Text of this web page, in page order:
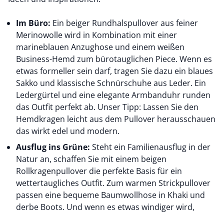
Im Büro: Ein beiger Rundhalspullover aus feiner
Merinowolle wird in Kombination mit einer
marineblauen Anzughose und einem weißen
Business-Hemd zum bürotauglichen Piece. Wenn es
etwas formeller sein darf, tragen Sie dazu ein blaues
Sakko und klassische Schnürschuhe aus Leder. Ein
Ledergürtel und eine elegante Armbanduhr runden
das Outfit perfekt ab. Unser Tipp: Lassen Sie den
Hemdkragen leicht aus dem Pullover herausschauen
das wirkt edel und modern.
Ausflug ins Grüne: Steht ein Familienausflug in der
Natur an, schaffen Sie mit einem beigen
Rollkragenpullover die perfekte Basis für ein
wettertaugliches Outfit. Zum warmen Strickpullover
passen eine bequeme Baumwollhose in Khaki und
derbe Boots. Und wenn es etwas windiger wird,